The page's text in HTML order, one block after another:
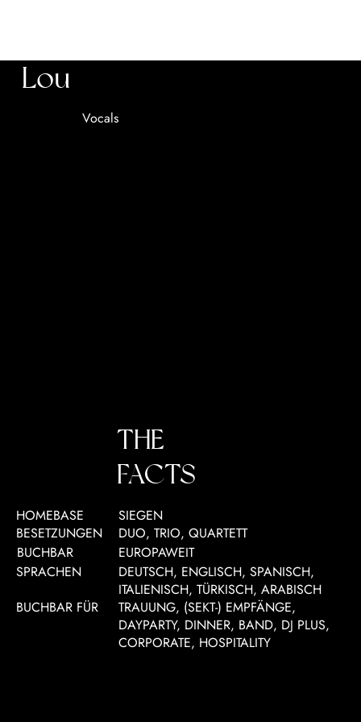
Lou
Vocals
HOMEBASE SIEGEN
BUCHBAR
EUROPAWEIT
SPRACHEN
DEUTSCH, ENGLISCH, SPANISCH,
ITALIENISCH, TÜRKISCH, ARABISCH
BESETZUNGEN DUO, TRIO, QUARTETT
BUCHBAR FÜR
TRAUUNG, (SEKT-) EMPFÄNGE,
DAYPARTY, DINNER, BAND, DJ PLUS,
CORPORATE, HOSPITALITY
THE
FACTS